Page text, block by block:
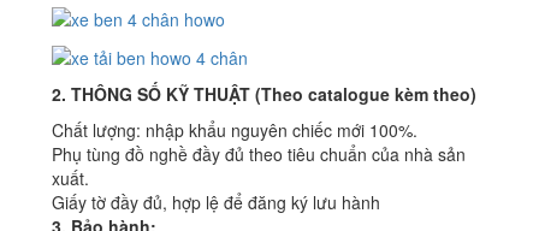
2. THÔNG SỐ KỸ THUẬT (Theo catalogue kèm theo)
Chất lượng: nhập khẩu nguyên chiếc mới 100%.
Phụ tùng đồ nghề đầy đủ theo tiêu chuẩn của nhà sản
xuất.
Giấy tờ đầy đủ, hợp lệ để đăng ký lưu hành
3. Bảo hành: